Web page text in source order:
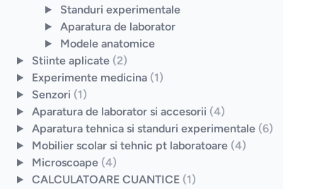
Standuri experimentale
Aparatura de laborator
Modele anatomice
Stiinte aplicate (2)
Experimente medicina (1)
Senzori (1)
Aparatura de laborator si accesorii (4)
Aparatura tehnica si standuri experimentale (6)
Mobilier scolar si tehnic pt laboratoare (4)
Microscoape (4)
CALCULATOARE CUANTICE (1)